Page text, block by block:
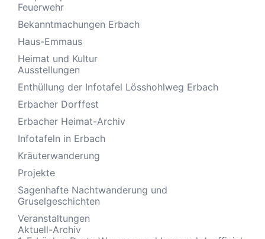
Feuerwehr
Bekanntmachungen Erbach
Haus-Emmaus
Heimat und Kultur
Ausstellungen
Enthüllung der Infotafel Lösshohlweg Erbach
Erbacher Dorffest
Erbacher Heimat-Archiv
Infotafeln in Erbach
Kräuterwanderung
Projekte
Sagenhafte Nachtwanderung und
Gruselgeschichten
Veranstaltungen
Aktuell-Archiv